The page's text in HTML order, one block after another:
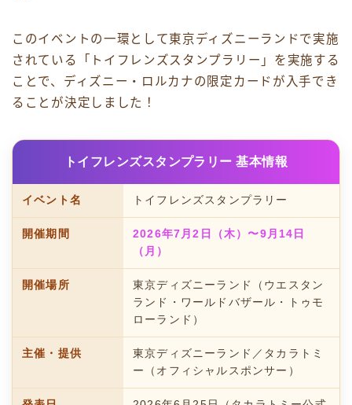
このイベントの一環として東京ディズニーランドで実施
されている「トイフレンズスタンプラリー」を実施する
ことで、ディズニー・ロルカナの限定カードが入手でき
ることが決定しました！
トイフレンズスタンプラリー 基本情報
イベント名 トイフレンズスタンプラリー
開催期間
2026年7月2日（木）〜9月14日
（月）
開催場所
東京ディズニーランド（ウエスタン
ランド・ワールドバザール・トゥモ
ローランド）
主催・提供
東京ディズニーランド／タカラトミ
ー（オフィシャルスポンサー）